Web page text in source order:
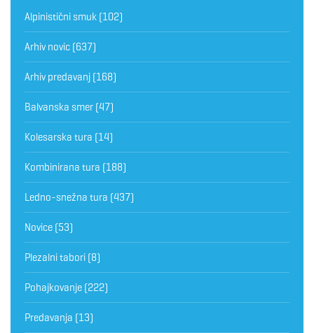
Alpinistični smuk (102)
Arhiv novic (637)
Arhiv predavanj (168)
Balvanska smer (47)
Kolesarska tura (14)
Kombinirana tura (188)
Ledno-snežna tura (437)
Novice (53)
Plezalni tabori (8)
Pohajkovanje (222)
Predavanja (13)